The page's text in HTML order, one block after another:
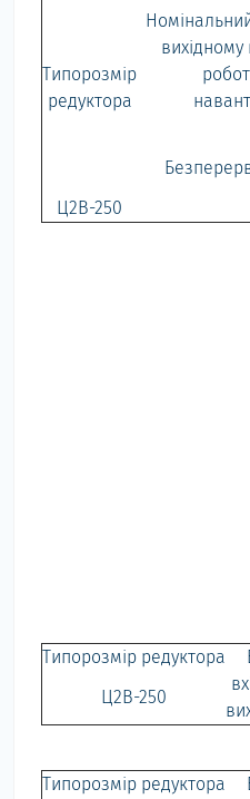
Типорозмір
редуктора
вихідному
Ц2В-250
Типорозмір редуктора
Ц2В-250
Типорозмір редуктора